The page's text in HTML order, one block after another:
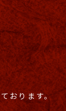
おります。